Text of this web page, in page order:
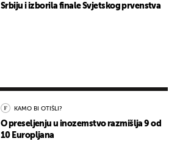
Srbiju i izborila finale Svjetskog prvenstva
KAMO BI OTIŠLI?
O preseljenju u inozemstvo razmišlja 9 od
10 Europljana